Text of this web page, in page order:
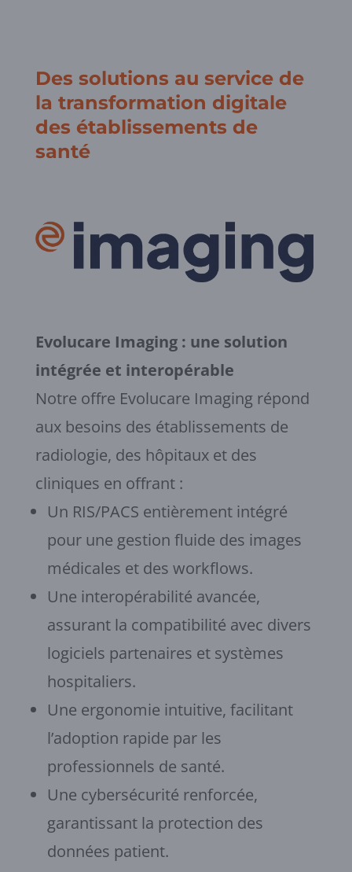
Des solutions au service de
la transformation digitale
des établissements de
santé
Evolucare Imaging : une solution
intégrée et interopérable
Notre offre Evolucare Imaging répond
aux besoins des établissements de
radiologie, des hôpitaux et des
cliniques en offrant :
Un RIS/PACS entièrement intégré
pour une gestion fluide des images
médicales et des workflows.
Une interopérabilité avancée,
assurant la compatibilité avec divers
logiciels partenaires et systèmes
hospitaliers.
Une ergonomie intuitive, facilitant
l’adoption rapide par les
professionnels de santé.
Une cybersécurité renforcée,
garantissant la protection des
données patient.